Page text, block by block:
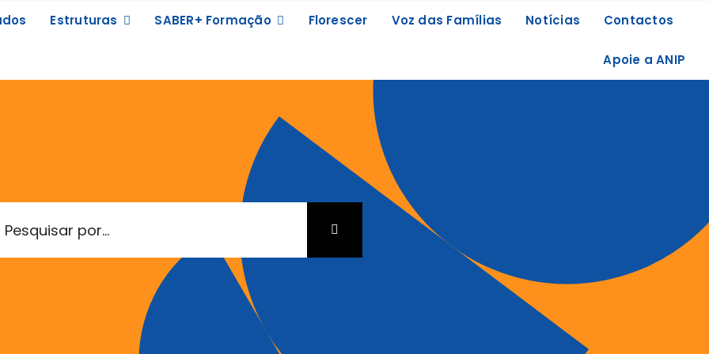
Estruturas SABER+ Formação Florescer Voz das Famílias Notícias Contactos
Apoie a ANIP
for: